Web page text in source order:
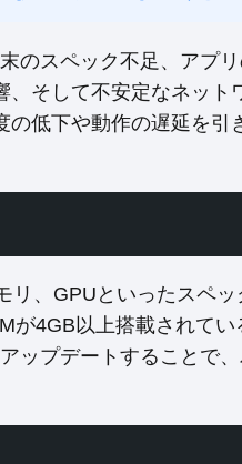
のスペック不足、アプ
そして不安定なネット
低下や動作の遅延を引
リ、GPUといったスペ
が4GB以上搭載されてい
ップデートすることで